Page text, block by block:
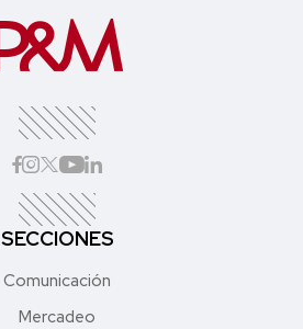
SECCIONES
Comunicación
Mercadeo